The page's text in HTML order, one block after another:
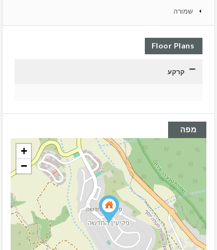
שמורה
Floor Plans
קרקע
מפה
+
−